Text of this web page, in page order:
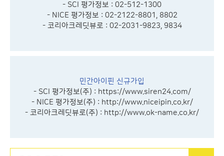
- SCI 평가정보 : 02-512-1300
- NICE 평가정보 : 02-2122-8801, 8802
- 코리아크레딧뷰로 : 02-2031-9823, 9834
민간아이핀 신규가입
- SCI 평가정보(주) : https://www.siren24.com/
- NICE 평가정보(주) : http://www.niceipin.co.kr/
- 코리아크레딧뷰로(주) : http://www.ok-name.co.kr/